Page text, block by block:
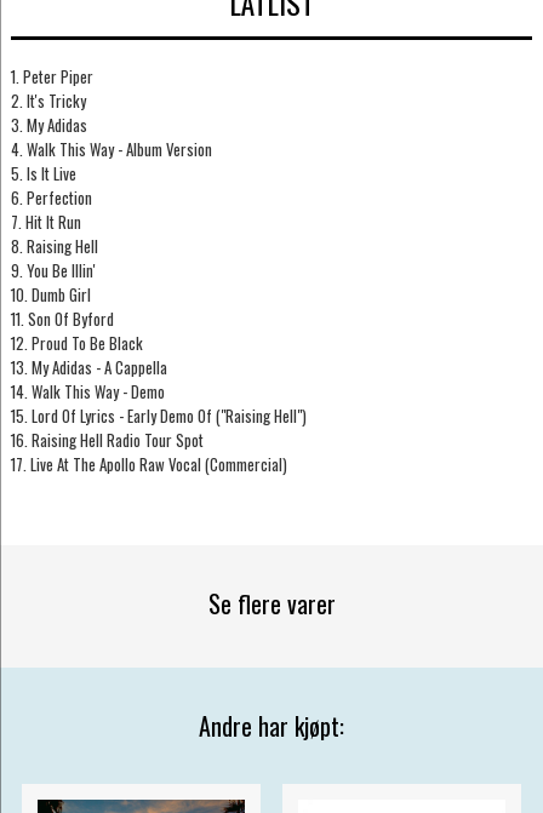
1. Peter Piper
2. It's Tricky
3. My Adidas
4. Walk This Way - Album Version
5. Is It Live
6. Perfection
7. Hit It Run
8. Raising Hell
9. You Be Illin'
10. Dumb Girl
11. Son Of Byford
12. Proud To Be Black
13. My Adidas - A Cappella
14. Walk This Way - Demo
15. Lord Of Lyrics - Early Demo Of ("Raising Hell")
16. Raising Hell Radio Tour Spot
17. Live At The Apollo Raw Vocal (Commercial)
Se flere varer
Andre har kjøpt: